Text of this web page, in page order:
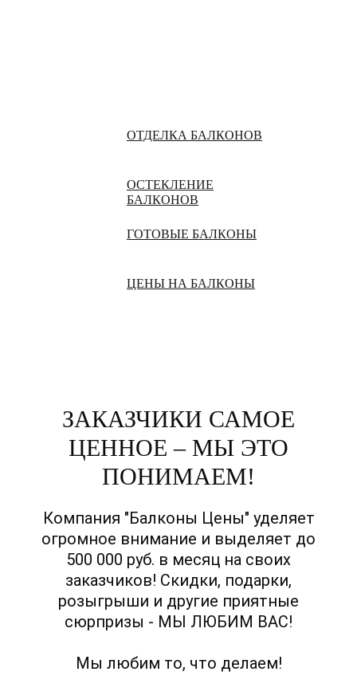
ОТДЕЛКА БАЛКОНОВ
ОСТЕКЛЕНИЕ
БАЛКОНОВ
ГОТОВЫЕ БАЛКОНЫ
ЦЕНЫ НА БАЛКОНЫ
ЗАКАЗЧИКИ САМОЕ
ЦЕННОЕ – МЫ ЭТО
ПОНИМАЕМ!
Компания "Балконы Цены" уделяет
огромное внимание и выделяет до
500 000 руб. в месяц на своих
заказчиков! Скидки, подарки,
розыгрыши и другие приятные
сюрпризы - МЫ ЛЮБИМ ВАС!
Мы любим то, что делаем!